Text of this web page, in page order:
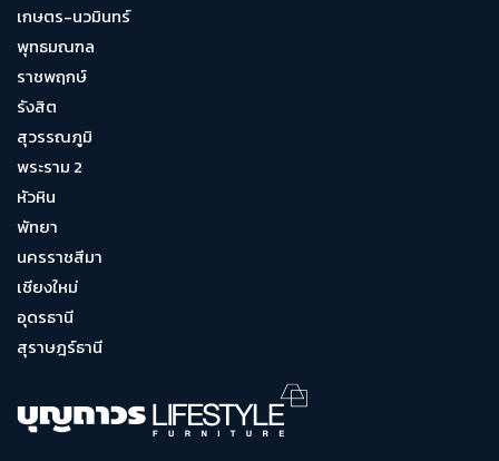
เกษตร-นวมินทร์
พุทธมณฑล
ราชพฤกษ์
รังสิต
สุวรรณภูมิ
พระราม 2
หัวหิน
พัทยา
นครราชสีมา
เชียงใหม่
อุดรธานี
สุราษฎร์ธานี